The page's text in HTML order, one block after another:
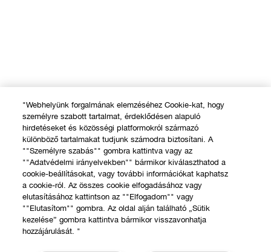
"Webhelyünk forgalmának elemzéséhez Cookie-kat, hogy
személyre szabott tartalmat, érdeklődésen alapuló
hirdetéseket és közösségi platformokról származó
különböző tartalmakat tudjunk számodra biztosítani. A
""Személyre szabás"" gombra kattintva vagy az
""Adatvédelmi irányelvekben"" bármikor kiválaszthatod a
cookie-beállításokat, vagy további információkat kaphatsz
a cookie-ról. Az összes cookie elfogadásához vagy
elutasításához kattintson az ""Elfogadom"" vagy
""Elutasítom"" gombra. Az oldal alján található „Sütik
kezelése” gombra kattintva bármikor visszavonhatja
hozzájárulását. "